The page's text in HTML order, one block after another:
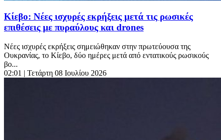
Κίεβο: Νέες ισχυρές εκρήξεις μετά τις ρωσικές
επιθέσεις με πυραύλους και drones
Νέες ισχυρές εκρήξεις σημειώθηκαν στην πρωτεύουσα της
Ουκρανίας, το Κίεβο, δύο ημέρες μετά από εντατικούς ρωσικούς
βο...
02:01 | Τετάρτη 08 Ιουλίου 2026